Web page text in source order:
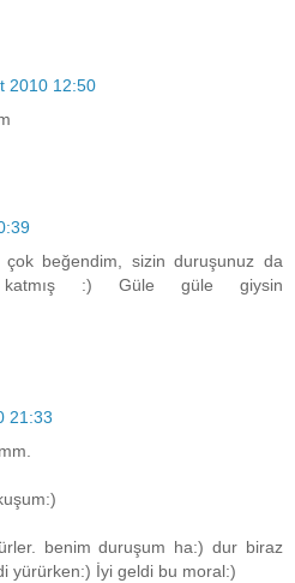
2010 12:50
beğendim, sizin duruşunuz da
:) Güle güle giysin
21:33
benim duruşum ha:) dur biraz
yürürken:) İyi geldi bu moral:)